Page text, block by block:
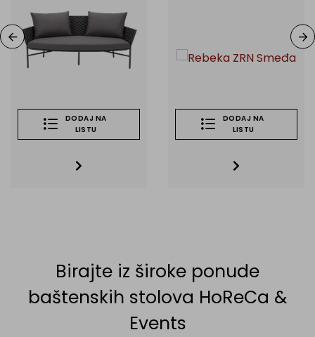
DODAJ NA
LISTU
DODAJ NA
LISTU
Birajte iz široke ponude
baštenskih stolova HoReCa &
Events